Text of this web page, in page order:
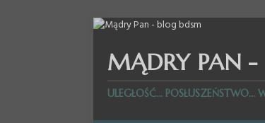
MĄDRY PAN -
ULEGŁOŚĆ... POSŁUSZEŃSTWO...